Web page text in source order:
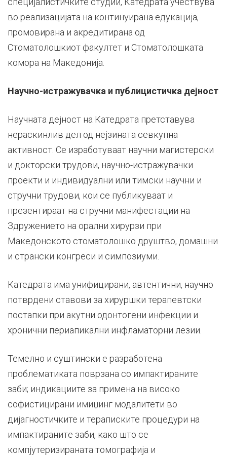
во реализацијата на континуирана едукација,
промовирана и акредитирана од
Стоматолошкиот факултет и Стоматолошката
комора на Македонија.
Научно-истражувачка и публицистичка дејност
Научната дејност на Катедрата претставува
нераскинлив дел од нејзината севкупна
активност. Се изработуваат научни магистерски
и докторски трудови, научно-истражувачки
проекти и индивидуални или тимски научни и
стручни трудови, кои се публикуваат и
презентираат на стручни манифестации на
Здружението на орални хирурзи при
Македонското стоматолошко друштво, домашни
и странски конгреси и симпозиуми.
Катедрата има унифицирани, автентични, научно
потврдени ставови за хируршки терапевтски
постапки при акутни одонтогени инфекции и
хронични периапикални инфламаторни лезии.
Темелно и суштински е разработена
проблематиката поврзана со импактираните
заби; индикациите за примена на високо
софистицирани имиџинг модалитети во
дијагностичките и тераписките процедури на
импактиранитe заби, како што се
компјутеризираната томографија и